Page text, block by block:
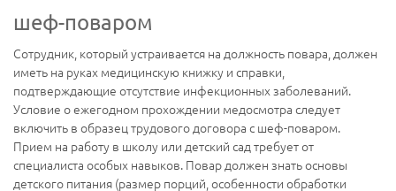
шеф-поваром
Сотрудник, который устраивается на должность повара, должен
иметь на руках медицинскую книжку и справки,
подтверждающие отсутствие инфекционных заболеваний.
Условие о ежегодном прохождении медосмотра следует
включить в образец трудового договора с шеф-поваром.
Прием на работу в школу или детский сад требует от
специалиста особых навыков. Повар должен знать основы
детского питания (размер порций, особенности обработки